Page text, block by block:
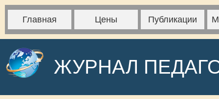
Главная Цены Публикации
ЖУРНАЛ